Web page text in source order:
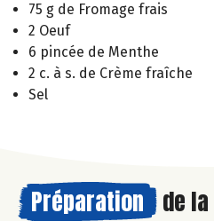
75 g de Fromage frais
2 Oeuf
6 pincée de Menthe
2 c. à s. de Crème fraîche
Sel
Préparation de la